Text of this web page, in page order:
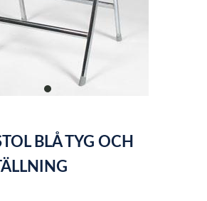
item
BLÅ TYG OCH